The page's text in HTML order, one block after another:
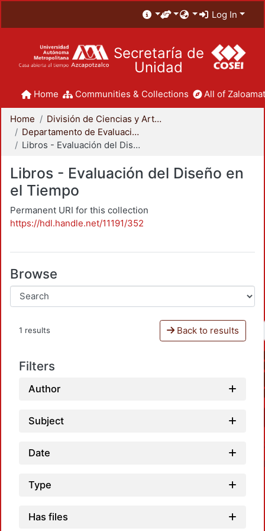
Log In
Secretaría de
Unidad
Home Communities & Collections All of
Home
División de Ciencias y Artes para el Diseño
Departamento de Evaluación del Diseño en el Tiempo
Libros - Evaluación del Diseño en el Tiempo
Libros - Evaluación del Diseño en
el Tiempo
Permanent URI for this collection
https://hdl.handle.net/11191/352
Browse
1 results Back to results
Filters
Author
Subject
Date
Type
Has files